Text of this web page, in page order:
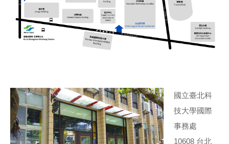
國立臺北科
技大學國際
事務處
10608 台北